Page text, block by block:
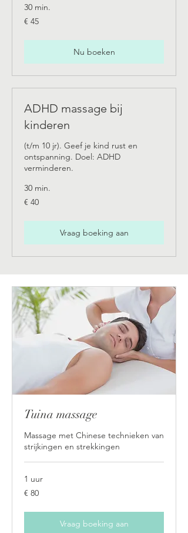
30 min.
45
euro
€ 45
Nu boeken
ADHD massage bij
kinderen
(t/m 10 jr). Geef je kind rust en
ontspanning. Doel: ADHD
verminderen.
30 min.
40
euro
€ 40
Vraag boeking aan
Tuina massage
Massage met Chinese technieken van
strijkingen en strekkingen
1 uur
80
euro
€ 80
Vraag boeking aan